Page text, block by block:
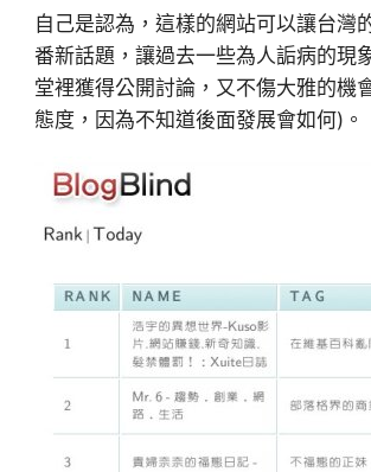
自己是認為，這樣的網站可以讓台灣
番新話題，讓過去一些為人詬病的現
堂裡獲得公開討論，又不傷大雅的機
態度，因為不知道後面發展會如何)。